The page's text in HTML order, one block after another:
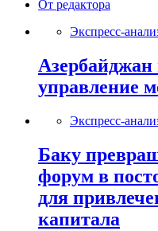
От редактора
Экспресс-
Азербайджан
управление
Экспресс-
Баку
форум в
для
капитала